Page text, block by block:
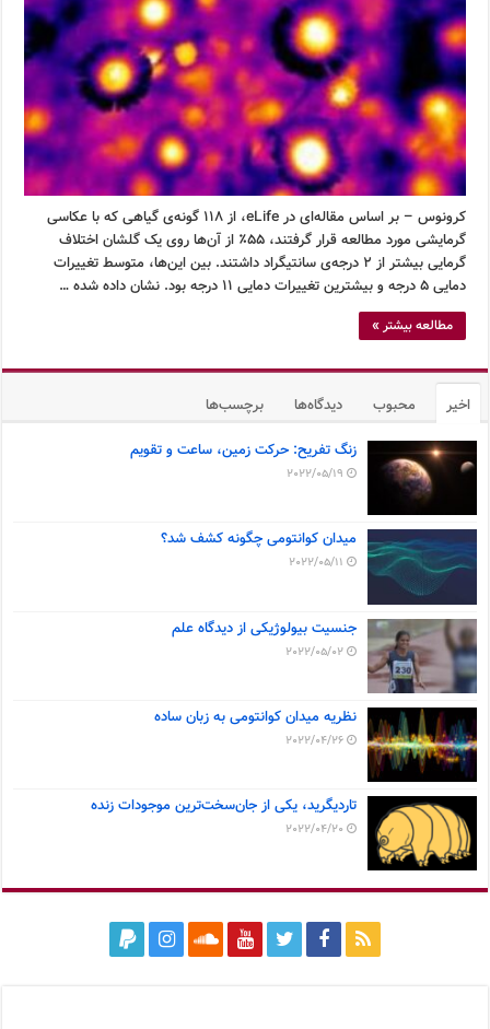
کرونوس – بر اساس مقاله‌ای در eLife، از ۱۱۸ گونه‌ی گیاهی که با عکاسی
گرمایشی مورد مطالعه قرار گرفتند، ۵۵٪ از آن‌ها روی یک گلشان اختلاف
گرمایی بیشتر از ۲ درجه‌ی سانتیگراد داشتند. بین این‌ها، متوسط تغییرات
دمایی ۵ درجه و بیشترین تغییرات دمایی ۱۱ درجه بود. نشان داده شده …
مطالعه بیشتر »
اخیر محبوب دیدگاه‌ها برچسب‌ها
زنگ تفریح: حرکت زمین، ساعت و تقویم
2022/05/19
میدان کوانتومی چگونه کشف شد؟
2022/05/11
جنسیت بیولوژیکی از دیدگاه علم
2022/05/02
نظریه میدان کوانتومی به زبان ساده
2022/04/26
تاردیگرید، یکی از جان‌سخت‌ترین موجودات زنده
2022/04/20